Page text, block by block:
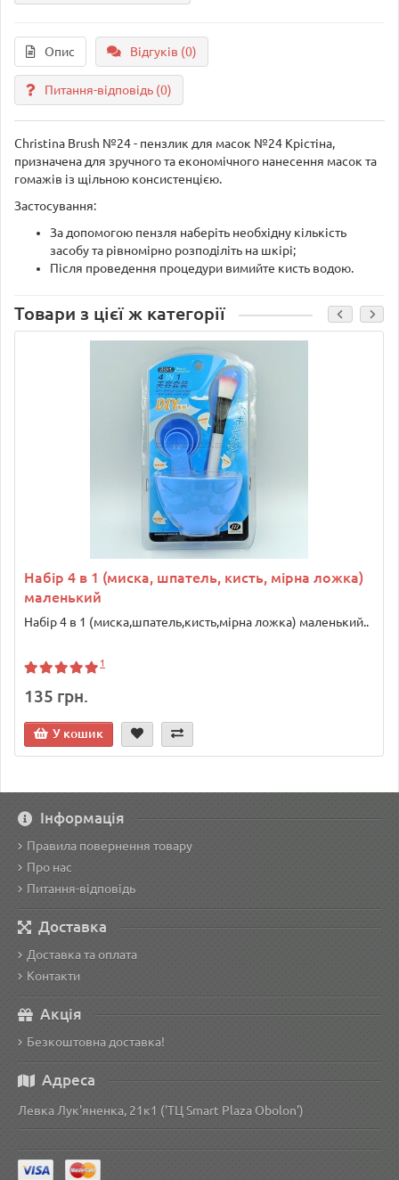
Опис Відгуків (0)
Питання-відповідь (0)
Christina Brush №24 - пензлик для масок №24 Крістіна,
призначена для зручного та економічного нанесення масок та
гомажів із щільною консистенцією.
Застосування:
За допомогою пензля наберіть необхідну кількість
засобу та рівномірно розподіліть на шкірі;
Після проведення процедури вимийте кисть водою.
Товари з цієї ж категорії
Набір 4 в 1 (миска, шпатель, кисть, мірна ложка)
маленький
Набір 4 в 1 (миска,шпатель,кисть,мірна ложка) маленький..
1
135 грн.
У кошик
Інформація
Правила повернення товару
Про нас
Питання-відповідь
Доставка
Доставка та оплата
Контакти
Акція
Безкоштовна доставка!
Адреса
Левка Лук'яненка, 21к1 ('ТЦ Smart Plaza Obolon')